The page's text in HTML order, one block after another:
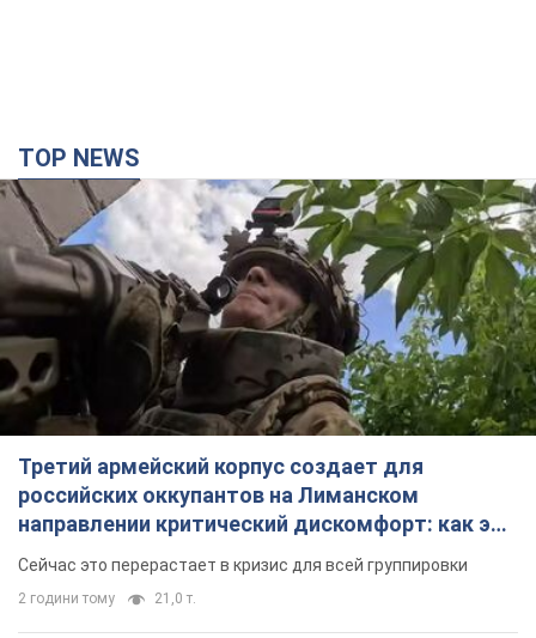
TOP NEWS
Третий армейский корпус создает для
российских оккупантов на Лиманском
направлении критический дискомфорт: как это
удалось
Сейчас это перерастает в кризис для всей группировки
2 години тому 21,0 т.